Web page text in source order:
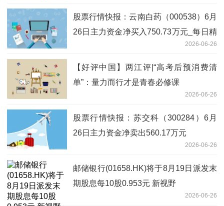
股票行情快报：云南白药（000538）6月
26日主力资金净买入750.73万元_每日精
2026-06-26
【好评中国】两江评|“高考后预消费清
单”：量力而行才是青春必修课
2026-06-26
股票行情快报：苏交科（300284）6月
26日主力资金净卖出560.17万元
2026-06-26
邮储银行(01658.HK)将于8月19日派发末
期股息每10股0.953元 新视野
2026-06-26